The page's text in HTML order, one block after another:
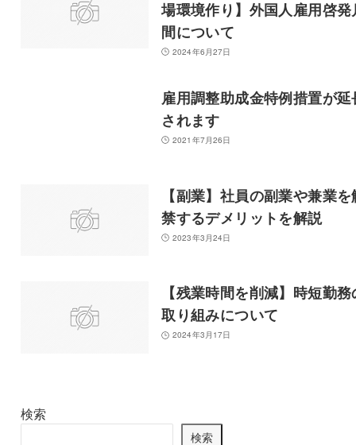
場環境作り】外国人雇用啓発
間について
2024年6月27日
雇用調整助成金特例措置が延
されます
2021年7月26日
【副業】社員の副業や兼業を
禁するデメリットを解説
2023年3月24日
【残業時間を削減】時短勤務
取り組みについて
2024年3月17日
検索
検索